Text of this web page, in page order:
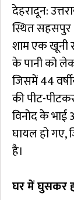
देहरादून:
स्थित सहसपुर
शाम एक खूनी
के पानी को
जिसमें 44
की पीट-
विनोद के
घायल हो गए,
है।
घर में घुसकर